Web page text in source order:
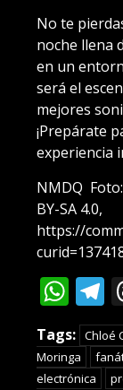
No te
noche llena
en un
será el
mejores
¡Prepárate
experiencia
NMDQ
BY-SA 4.0,
https://
Tags: Chloé
Moringa
electrónica